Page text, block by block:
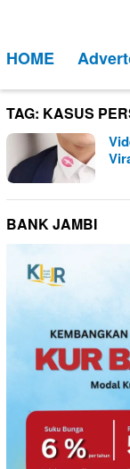
kontenMobile
HOME
TAG: KASUS
BANK JAMBI